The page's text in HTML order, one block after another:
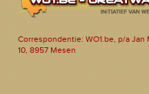
Correspondentie: WO1.be, p/a Jan
10, 8957 Mesen